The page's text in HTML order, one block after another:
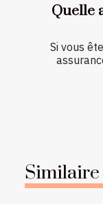
Quelle
Si vous
Similaire